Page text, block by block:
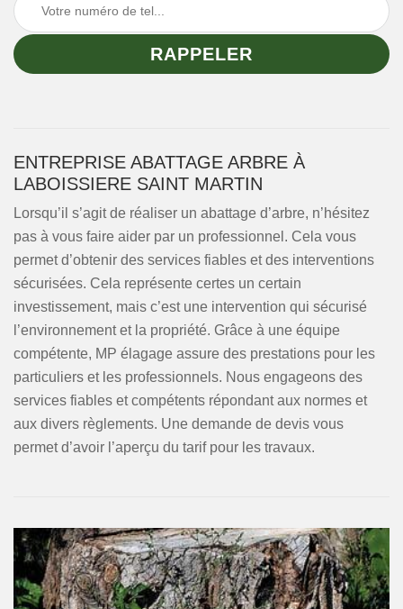
ENTREPRISE ABATTAGE ARBRE À
LABOISSIERE SAINT MARTIN
Lorsqu’il s’agit de réaliser un abattage d’arbre, n’hésitez
pas à vous faire aider par un professionnel. Cela vous
permet d’obtenir des services fiables et des interventions
sécurisées. Cela représente certes un certain
investissement, mais c’est une intervention qui sécurisé
l’environnement et la propriété. Grâce à une équipe
compétente, MP élagage assure des prestations pour les
particuliers et les professionnels. Nous engageons des
services fiables et compétents répondant aux normes et
aux divers règlements. Une demande de devis vous
permet d’avoir l’aperçu du tarif pour les travaux.